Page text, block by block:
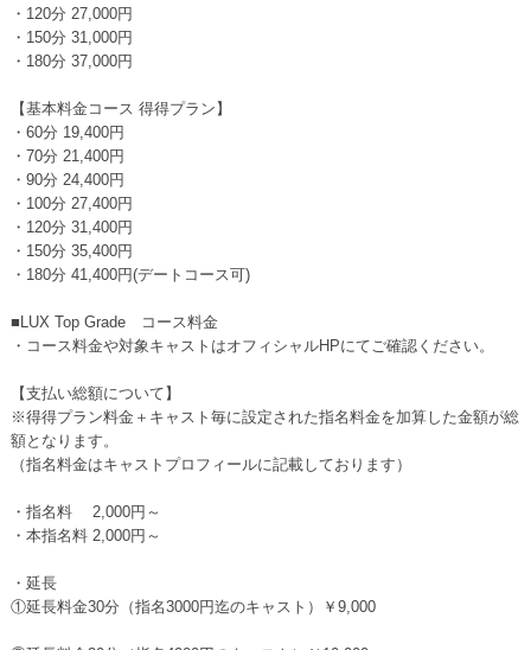
・120分 27,000円
・150分 31,000円
・180分 37,000円
【基本料金コース 得得プラン】
・60分 19,400円
・70分 21,400円
・90分 24,400円
・100分 27,400円
・120分 31,400円
・150分 35,400円
・180分 41,400円(デートコース可)
■LUX Top Grade コース料金
・コース料金や対象キャストはオフィシャルHPにてご確認ください。
【支払い総額について】
※得得プラン料金＋キャスト毎に設定された指名料金を加算した金額が総
額となります。
（指名料金はキャストプロフィールに記載しております）
・指名料 2,000円～
・本指名料 2,000円～
・延長
①延長料金30分（指名3000円迄のキャスト）￥9,000